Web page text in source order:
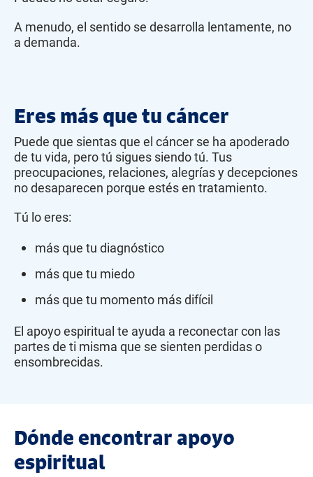
A menudo, el sentido se desarrolla lentamente, no
a demanda.
Eres más que tu cáncer
Puede que sientas que el cáncer se ha apoderado
de tu vida, pero tú sigues siendo tú. Tus
preocupaciones, relaciones, alegrías y decepciones
no desaparecen porque estés en tratamiento.
Tú lo eres:
más que tu diagnóstico
más que tu miedo
más que tu momento más difícil
El apoyo espiritual te ayuda a reconectar con las
partes de ti misma que se sienten perdidas o
ensombrecidas.
Dónde encontrar apoyo
espiritual